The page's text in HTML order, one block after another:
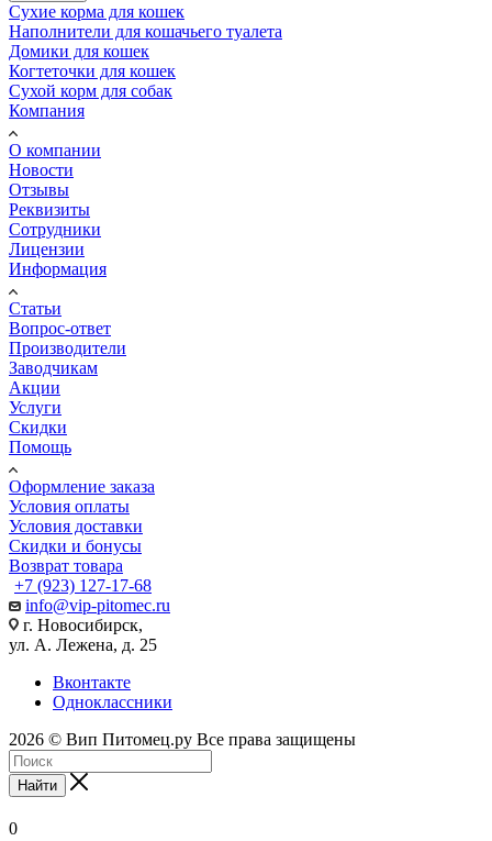
Сухие корма для кошек
Наполнители для кошачьего туалета
Домики для кошек
Когтеточки для кошек
Сухой корм для собак
Компания
О компании
Новости
Отзывы
Реквизиты
Сотрудники
Лицензии
Информация
Статьи
Вопрос-ответ
Производители
Заводчикам
Акции
Услуги
Скидки
Помощь
Оформление заказа
Условия оплаты
Условия доставки
Скидки и бонусы
Возврат товара
+7 (923) 127-17-68
info@vip-pitomec.ru
г. Новосибирск,
ул. А. Лежена, д. 25
Вконтакте
Одноклассники
2026 © Вип Питомец.ру Все права защищены
Найти
0